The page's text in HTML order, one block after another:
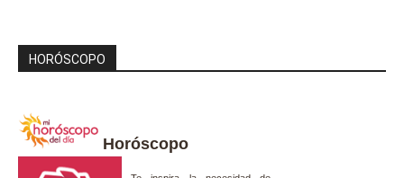
HORÓSCOPO
Horóscopo